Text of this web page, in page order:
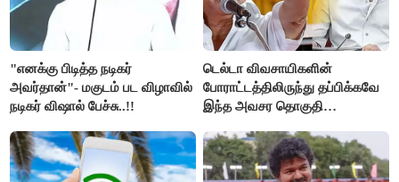
"எனக்கு பிடித்த நடிகர்
அவர்தான்"- மகுடம் பட விழாவில்
நடிகர் விஷால் பேச்சு..!!
டெல்டா விவசாயிகளின்
போராட்டத்திலிருந்து தப்பிக்கவே
இந்த அவசர தொகுதி
அரங்கேற்றுகிறார் முதலமைச்சர் -
திமுக ஐடி விங்..!!